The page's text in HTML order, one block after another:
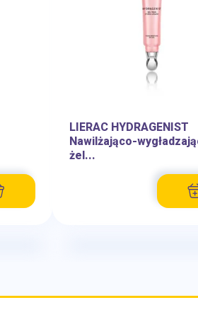
LIERAC HYDRAGENIST
Nawilżająco-
żel...